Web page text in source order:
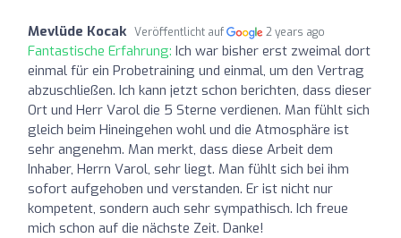
Mevlüde Kocak Veröffentlicht auf 2 years ago
Fantastische Erfahrung: Ich war bisher erst zweimal dort
einmal für ein Probetraining und einmal, um den Vertrag
abzuschließen. Ich kann jetzt schon berichten, dass dieser
Ort und Herr Varol die 5 Sterne verdienen. Man fühlt sich
gleich beim Hineingehen wohl und die Atmosphäre ist
sehr angenehm. Man merkt, dass diese Arbeit dem
Inhaber, Herrn Varol, sehr liegt. Man fühlt sich bei ihm
sofort aufgehoben und verstanden. Er ist nicht nur
kompetent, sondern auch sehr sympathisch. Ich freue
mich schon auf die nächste Zeit. Danke!